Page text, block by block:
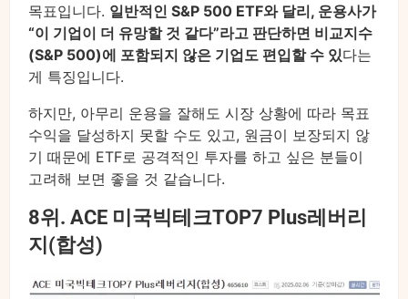
목표입니다. 일반적인 S&P 500 ETF와 달리, 운용사가
“이 기업이 더 유망할 것 같다”라고 판단하면 비교지수
(S&P 500)에 포함되지 않은 기업도 편입할 수 있다는
게 특징입니다.
하지만, 아무리 운용을 잘해도 시장 상황에 따라 목표
수익을 달성하지 못할 수도 있고, 원금이 보장되지 않
기 때문에 ETF로 공격적인 투자를 하고 싶은 분들이
고려해 보면 좋을 것 같습니다.
8위. ACE 미국빅테크TOP7 Plus레버리
지(합성)